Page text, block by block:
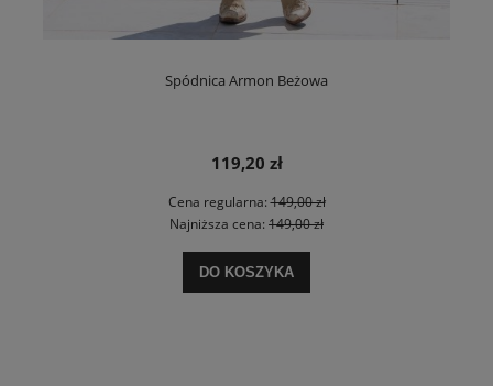
Spódnica Armon Beżowa
119,20 zł
Cena regularna:149,00 zł
Najniższa cena: 149,00 zł
DO KOSZYKA